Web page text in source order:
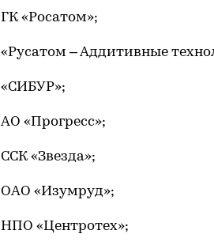
ГК «Росатом»;
«Русатом – Аддитивные
«СИБУР»;
АО «Прогресс»;
ССК «Звезда»;
ОАО «Изумруд»;
НПО «Центротех»;